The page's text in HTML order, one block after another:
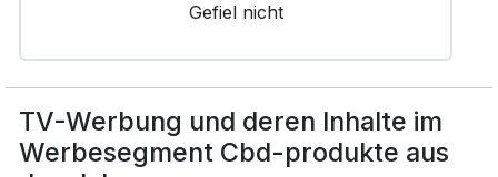
Gefiel nicht
TV-Werbung und deren Inhalte im
Werbesegment Cbd-produkte aus